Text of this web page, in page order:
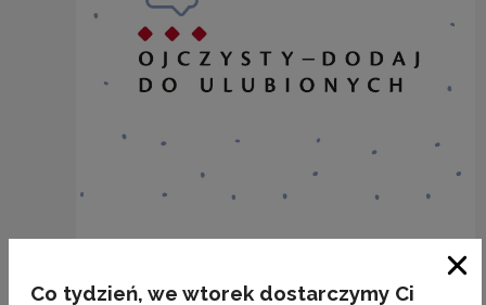
BEZ OGRÓDEK
Co tydzień, we wtorek dostarczymy Ci